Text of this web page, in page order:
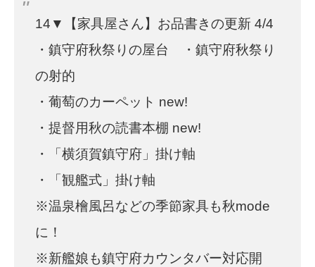
14▼【家具屋さん】お品書きの更新 4/4
・鎮守府秋祭りの屋台 ・鎮守府秋祭り
の射的
・葡萄のカーペット new!
・提督用秋の読書本棚 new!
・「横須賀鎮守府」掛け軸
・「観艦式」掛け軸
※温泉檜風呂などの季節家具も秋mode
に！
※新艦娘も鎮守府カウンタバー対応開